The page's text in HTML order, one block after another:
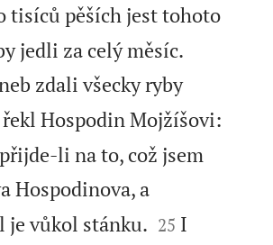
tisíců pěších jest tohoto
jedli za celý měsíc.
zdali všecky ryby
řekl Hospodin Mojžíšovi:
li na to, což jsem
Hospodinova, a
je vůkol stánku.
25 I